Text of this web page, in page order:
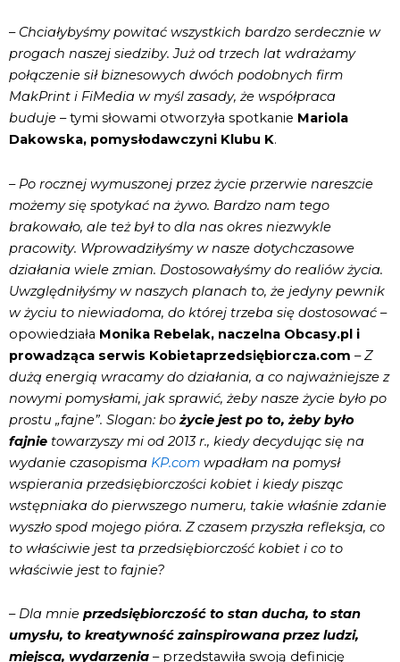
– Chciałybyśmy powitać wszystkich bardzo serdecznie w
progach naszej siedziby. Już od trzech lat wdrażamy
połączenie sił biznesowych dwóch podobnych firm
MakPrint i FiMedia w myśl zasady, że współpraca
buduje – tymi słowami otworzyła spotkanie Mariola
Dakowska, pomysłodawczyni Klubu K.
– Po rocznej wymuszonej przez życie przerwie nareszcie
możemy się spotykać na żywo. Bardzo nam tego
brakowało, ale też był to dla nas okres niezwykle
pracowity. Wprowadziłyśmy w nasze dotychczasowe
działania wiele zmian. Dostosowałyśmy do realiów życia.
Uwzględniłyśmy w naszych planach to, że jedyny pewnik
w życiu to niewiadoma, do której trzeba się dostosować –
opowiedziała Monika Rebelak, naczelna Obcasy.pl i
prowadząca serwis Kobietaprzedsiębiorcza.com –Z
dużą energią wracamy do działania, a co najważniejsze z
nowymi pomysłami, jak sprawić, żeby nasze życie było po
prostu „fajne”. Slogan: bożycie jest po to, żeby było
fajnie towarzyszy mi od 2013 r., kiedy decydując się na
wydanie czasopisma KP.com wpadłam na pomysł
wspierania przedsiębiorczości kobiet i kiedy pisząc
wstępniaka do pierwszego numeru, takie właśnie zdanie
wyszło spod mojego pióra. Z czasem przyszła refleksja, co
to właściwie jest ta przedsiębiorczość kobiet i co to
właściwie jest to fajnie?
– Dla mnie przedsiębiorczość to stan ducha, to stan
umysłu, to kreatywność zainspirowana przez ludzi,
miejsca, wydarzenia – przedstawiła swoją definicję